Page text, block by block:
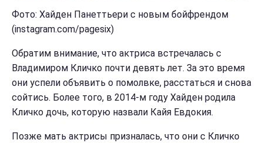
Фото: Хайден Панеттьери с новым бойфрендом
(instagram.com/pagesix)
Обратим внимание, что актриса встречалась с
Владимиром Кличко почти девять лет. За это время
они успели объявить о помолвке, расстаться и снова
сойтись. Более того, в 2014-м году Хайден родила
Кличко дочь, которую назвали Кайя Евдокия.
Позже мать актрисы призналась, что они с Кличко